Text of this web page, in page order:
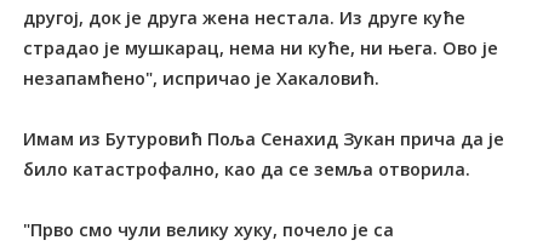
другој, док је друга жена нестала. Из друге куће
страдао је мушкарац, нема ни куће, ни њега. Ово је
незапамћено", испричао је Хакаловић.
Имам из Бутуровић Поља Сенахид Зукан прича да је
било катастрофално, као да се земља отворила.
"Прво смо чули велику хуку, почело је са